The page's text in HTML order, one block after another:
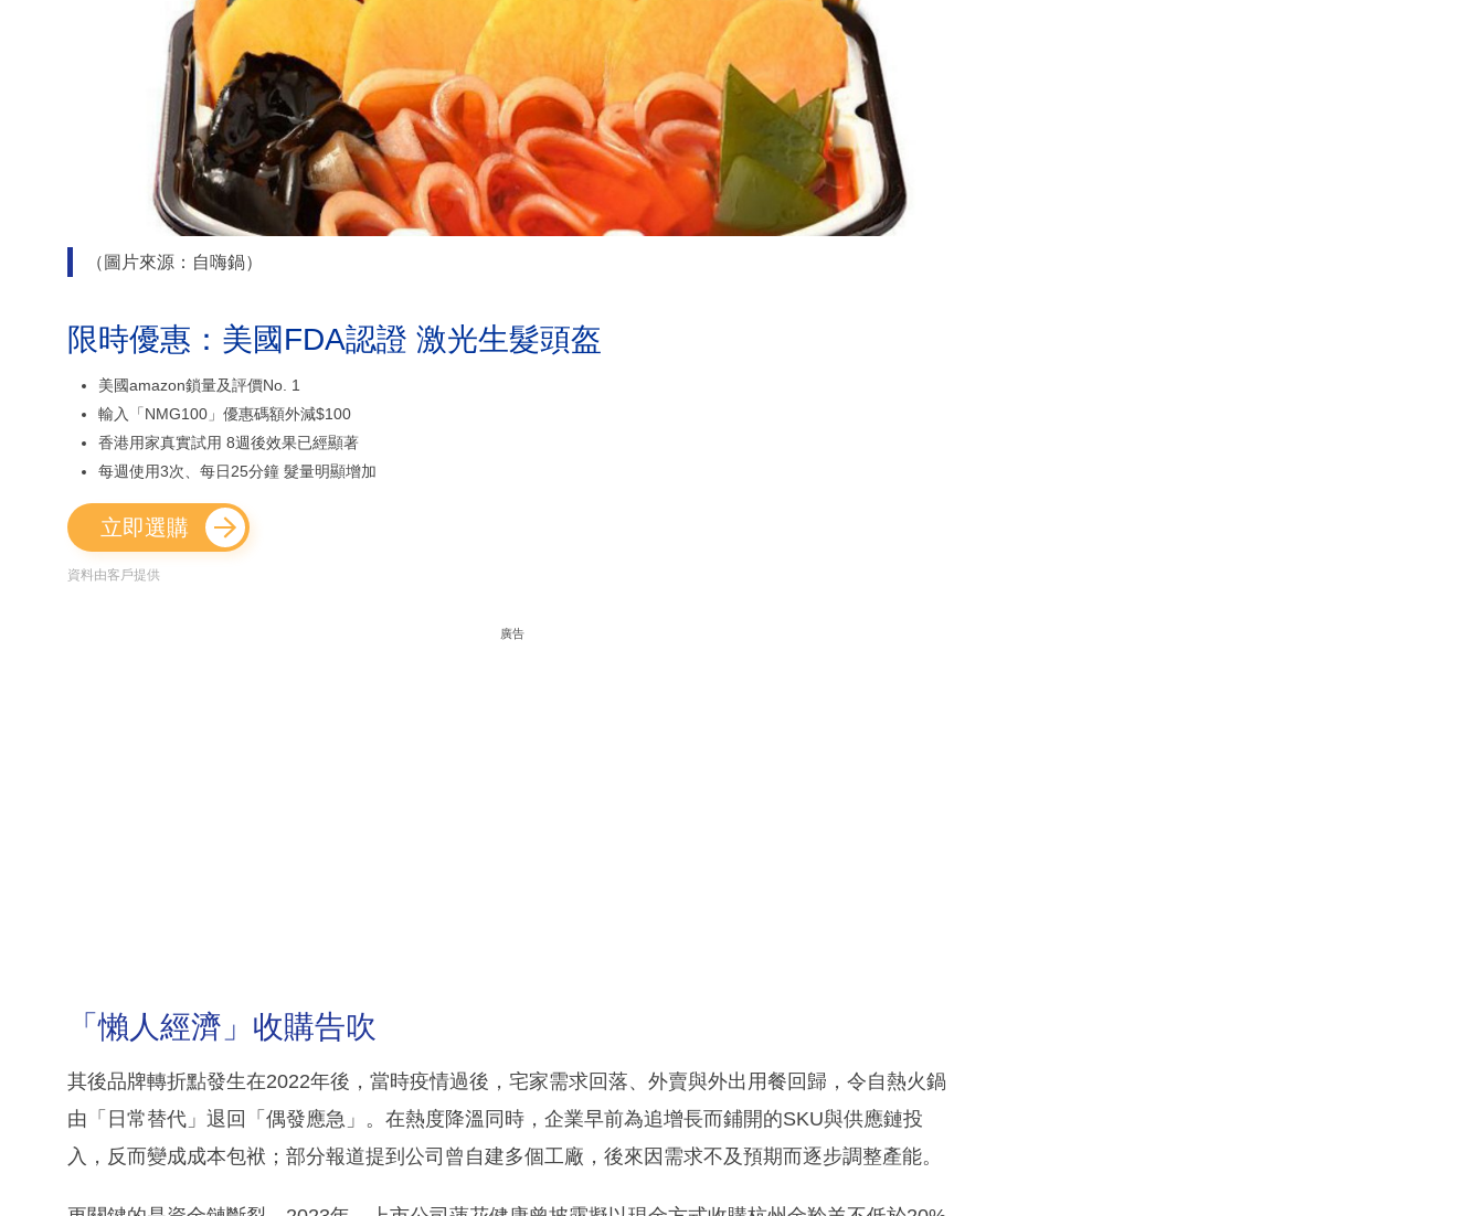
（圖片來源：自嗨鍋）
限時優惠：美國FDA認證 激光生髮頭盔
美國amazon鎖量及評價No. 1
輸入「NMG100」優惠碼額外減$100
香港用家真實試用 8週後效果已經顯著
每週使用3次、每日25分鐘 髮量明顯增加
立即選購
資料由客戶提供
廣告
「懶人經濟」收購告吹
其後品牌轉折點發生在2022年後，當時疫情過後，宅家需求回落、外賣與外出用餐回歸，令自熱火鍋
由「日常替代」退回「偶發應急」。在熱度降溫同時，企業早前為追增長而鋪開的SKU與供應鏈投
入，反而變成成本包袱；部分報道提到公司曾自建多個工廠，後來因需求不及預期而逐步調整產能。